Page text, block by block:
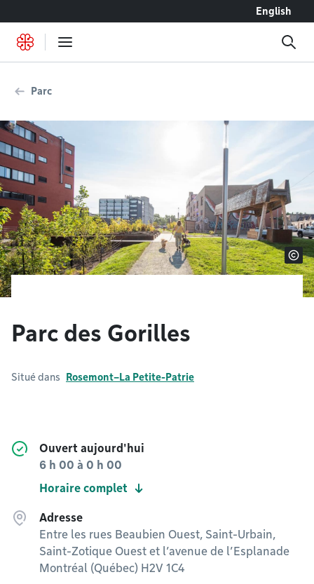
English
Parc
Parc des Gorilles
Situé dans Rosemont–La Petite-Patrie
Ouvert aujourd'hui
6 h 00 à 0 h 00
Horaire complet
Adresse
Entre les rues Beaubien Ouest, Saint-Urbain,
Saint-Zotique Ouest et l’avenue de l’Esplanade
Montréal (Québec) H2V 1C4